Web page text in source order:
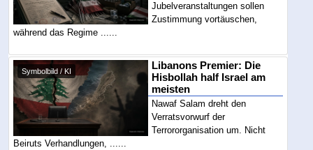
Jubelveranstaltungen sollen
Zustimmung vortäuschen,
während das Regime ......
Symbolbild / KI
Libanons Premier: Die
Hisbollah half Israel am
meisten
Nawaf Salam dreht den
Verratsvorwurf der
Terrororganisation um. Nicht
Beiruts Verhandlungen, ......